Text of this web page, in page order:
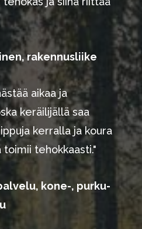
rakennusliike
aikaa ja
keräilijällä saa
kerralla ja koura
toimii tehokkaasti."
kone-, purku-